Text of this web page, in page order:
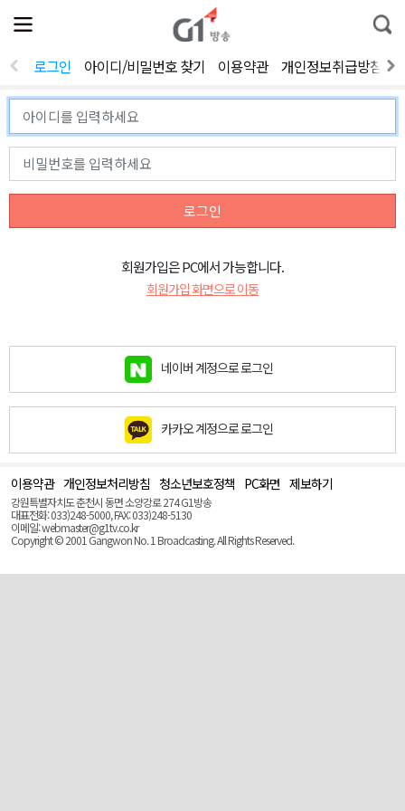
전
체
뉴
열
통
합
색
로그인 아이디/비밀번호 찾기 이용약관 개인정보취급방침
로그인
회원가입은 PC에서 가능합니다.
회원가입 화면으로 이동
네이버 계정으로 로그인
카카오 계정으로 로그인
이용약관 개인정보처리방침 청소년보호정책 PC화면 제보하기
강원특별자치도 춘천시 동면 소양강로 274 G1방송
대표전화: 033)248-5000, FAX: 033)248-5130
이메일: webmaster@g1tv.co.kr
Copyright © 2001 Gangwon No. 1 Broadcasting. All Rights Reserved.